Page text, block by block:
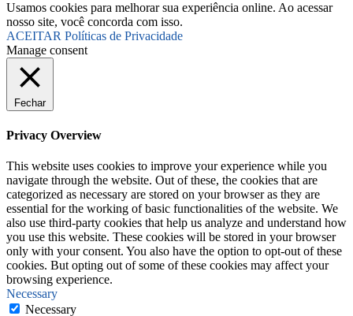
Usamos cookies para melhorar sua experiência online. Ao acessar
nosso site, você concorda com isso.
ACEITAR Políticas de Privacidade
Manage consent
Fechar
Privacy Overview
This website uses cookies to improve your experience while you
navigate through the website. Out of these, the cookies that are
categorized as necessary are stored on your browser as they are
essential for the working of basic functionalities of the website. We
also use third-party cookies that help us analyze and understand how
you use this website. These cookies will be stored in your browser
only with your consent. You also have the option to opt-out of these
cookies. But opting out of some of these cookies may affect your
browsing experience.
Necessary
Necessary